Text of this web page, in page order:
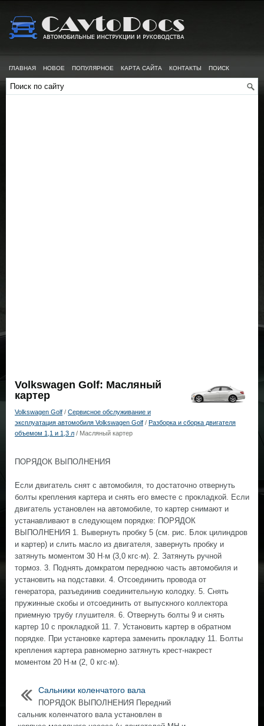
ГЛАВНАЯ НОВОЕ ПОПУЛЯРНОЕ КАРТА САЙТА КОНТАКТЫ ПОИСК
Volkswagen Golf: Масляный
картер
Volkswagen Golf / Сервисное обслуживание и
эксплуатация автомобиля Volkswagen Golf / Разборка и сборка двигателя
объемом 1,1 и 1,3 л / Масляный картер
ПОРЯДОК ВЫПОЛНЕНИЯ
Если двигатель снят с автомобиля, то достаточно отвернуть
болты крепления картера и снять его вместе с прокладкой. Если
двигатель установлен на автомобиле, то картер снимают и
устанавливают в следующем порядке: ПОРЯДОК
ВЫПОЛНЕНИЯ 1. Вывернуть пробку 5 (см. рис. Блок цилиндров
и картер) и слить масло из двигателя, завернуть пробку и
затянуть моментом 30 Н·м (3,0 кгс·м). 2. Затянуть ручной
тормоз. 3. Поднять домкратом переднюю часть автомобиля и
установить на подставки. 4. Отсоединить провода от
генератора, разъединив соединительную колодку. 5. Снять
пружинные скобы и отсоединить от выпускного коллектора
приемную трубу глушителя. 6. Отвернуть болты 9 и снять
картер 10 с прокладкой 11. 7. Установить картер в обратном
порядке. При установке картера заменить прокладку 11. Болты
крепления картера равномерно затянуть крест-накрест
моментом 20 Н·м (2, 0 кгс·м).
Сальники коленчатого вала
ПОРЯДОК ВЫПОЛНЕНИЯ Передний
сальник коленчатого вала установлен в